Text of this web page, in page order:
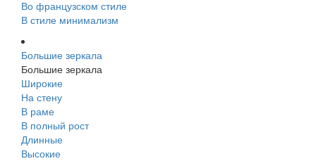
Во французском стиле
В стиле минимализм
Большие зеркала
Большие зеркала
Широкие
На стену
В раме
В полный рост
Длинные
Высокие